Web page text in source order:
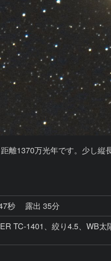
離1370万光年です。少し
秒
露出 35分
TC-1401、絞り4.5、WB